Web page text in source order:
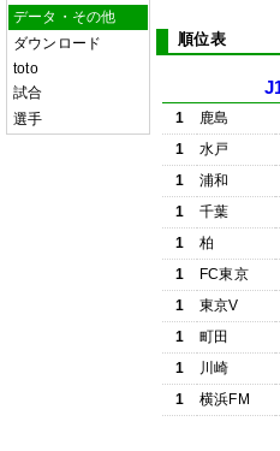
データ・その他
ダウンロード
toto
試合
選手
順位表
1 鹿島
1
水戸
1
浦和
1
千葉
1
柏
1
FC東京
1
東京V
1
町田
1
川崎
1
横浜FM